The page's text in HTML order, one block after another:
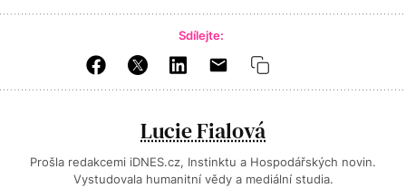
Sdílejte:
Lucie Fialová
Prošla redakcemi iDNES.cz, Instinktu a Hospodářských novin.
Vystudovala humanitní vědy a mediální studia.